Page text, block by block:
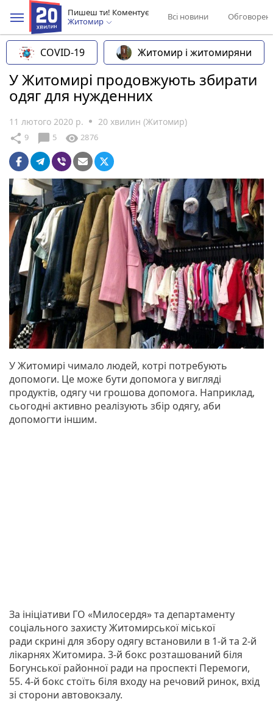
Пишеш ти! Коментує
Житомир
Всі новини
COVID-19 Житомир і житомиряни
У Житомирі продовжують збирати
одяг для нужденних
11 лютого 2020 р. 20 хвилин (Житомир)
share 9 chat_bubble 5 visibility 2876
У Житомирі чимало людей, котрі потребують
допомоги. Це може бути допомога у вигляді
продуктів, одягу чи грошова допомога. Наприклад,
сьогодні активно реалізують збір одягу, аби
допомогти іншим.
За ініціативи ГО «Милосердя» та департаменту
соціального захисту Житомирської міської
ради скрині для збору одягу встановили в 1-й та 2-й
лікарнях Житомира. 3-й бокс розташований біля
Богунської районної ради на проспекті Перемоги,
55. 4-й бокс стоїть біля входу на речовий ринок, вхід
зі сторони автовокзалу.